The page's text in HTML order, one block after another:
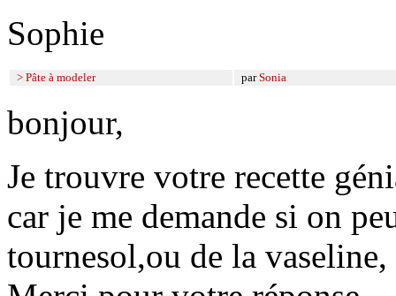
Sophie
> Pâte à modeler parSonia
bonjour,
Je trouvre votre recette
car je me demande si on
tournesol,ou de la